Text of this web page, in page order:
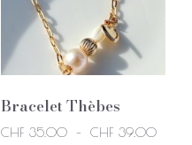
Bracelet Thèbes
CHF 35.00 – CHF 39.00